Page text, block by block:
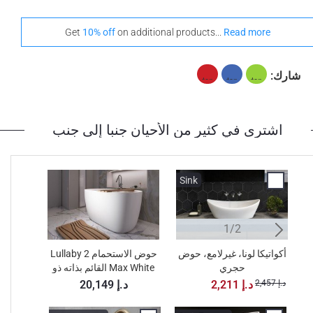
Get 10% offon additional products... Read more
شارك:
اشترى في كثير من الأحيان جنبا إلى جنب
حوض الاستحمام Lullaby 2
Max White القائم بذاته ذو
السطح الصلب
20,149 د.إ
Sink
1/2
أكواتيكا لونا، غيرلامع، حوض
حجري
2,211 د.إ 2,457 د.إ